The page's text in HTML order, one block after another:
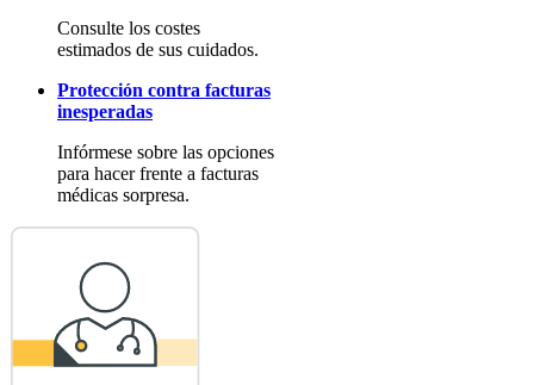
Consulte los costes
estimados de sus cuidados.
Protección contra facturas
inesperadas
Infórmese sobre las opciones
para hacer frente a facturas
médicas sorpresa.